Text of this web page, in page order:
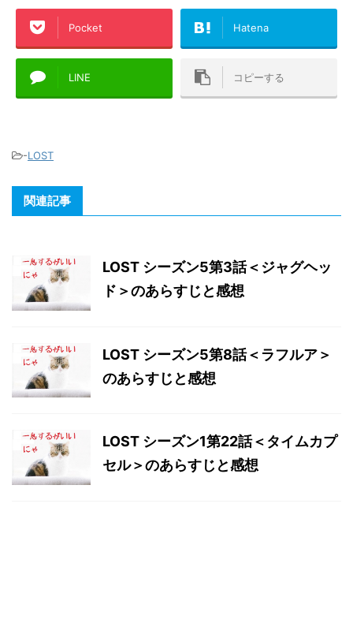
Pocket Hatena
LINE コピーする
-LOST
関連記事
LOST シーズン5第3話＜ジャグヘッ
ド＞のあらすじと感想
LOST シーズン5第8話＜ラフルア＞
のあらすじと感想
LOST シーズン1第22話＜タイムカプ
セル＞のあらすじと感想